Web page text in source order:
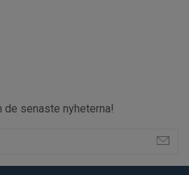
de senaste nyheterna!